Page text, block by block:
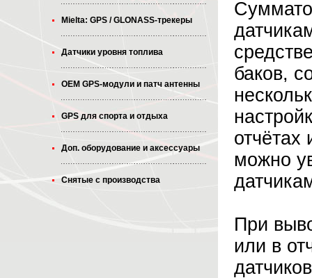
Mielta: GPS / GLONASS-трекеры
Датчики уровня топлива
OEM GPS-модули и патч антенны
GPS для спорта и отдыха
Доп. оборудование и аксессуары
Снятые с производства
баков,
можно
При
или в